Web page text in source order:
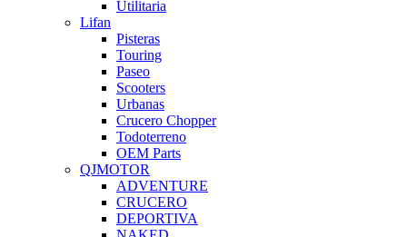
Utilitaria
Lifan
Pisteras
Touring
Paseo
Scooters
Urbanas
Crucero Chopper
Todoterreno
OEM Parts
QJMOTOR
ADVENTURE
CRUCERO
DEPORTIVA